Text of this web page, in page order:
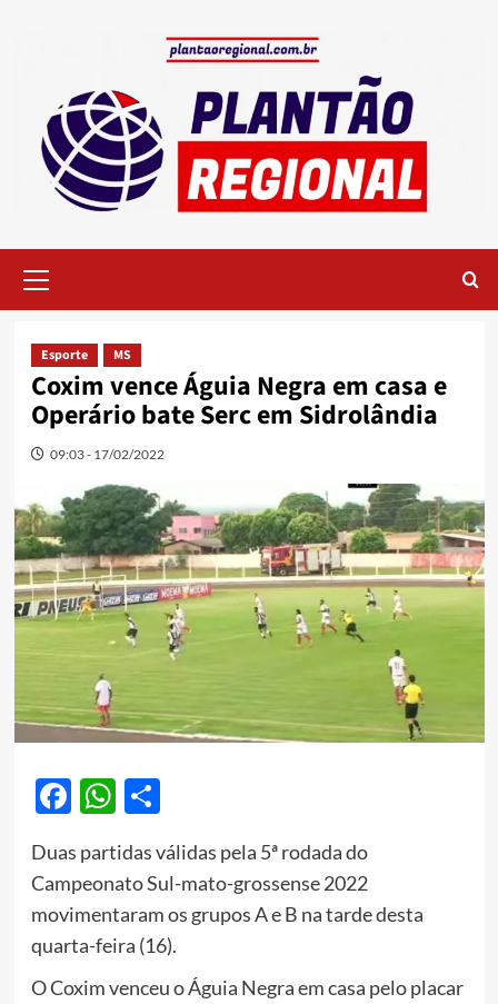
Menu
Esporte MS
Coxim vence Águia Negra em casa e
Operário bate Serc em Sidrolândia
09:03 - 17/02/2022
Facebook
WhatsApp
Share
Duas partidas válidas pela 5ª rodada do
Campeonato Sul-mato-grossense 2022
movimentaram os grupos A e B na tarde desta
quarta-feira (16).
O Coxim venceu o Águia Negra em casa pelo placar